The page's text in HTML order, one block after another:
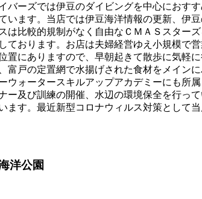
バーズでは伊豆のダイビングを中心におす
います。当店では伊豆海洋情報の更新、伊
は比較的規制がなく自由なＣＭＡＳスター
ております。お店は夫婦経営ゆえ小規模で
置にありますので、早朝起きて散歩に気軽
富戸の定置網で水揚げされた食材をメイン
ウォータースキルアップアカデミーにも所
ー及び訓練の開催、水辺の環境保全を行っ
ます。最近新型コロナウィルス対策として
洋公園